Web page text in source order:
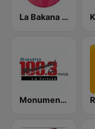
La Bakana FM
Monumental 100.3 FM